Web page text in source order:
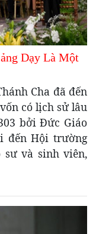
Dạy Là Một
Cha đã đến
có lịch sử lâu
bởi Đức Giáo
đến Hội trường
sư và sinh viên,